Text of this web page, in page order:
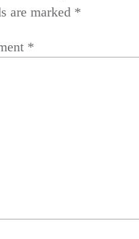
are marked *
*